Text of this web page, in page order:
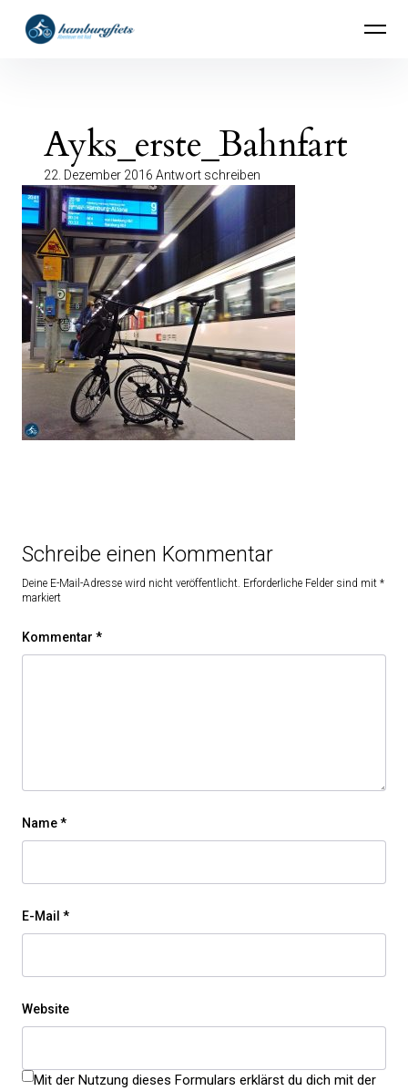
überspringen
hamburgfiets – Abenteuer mit Rad
Ayks_erste_Bahnfart
22. Dezember 2016 Antwort schreiben
Schreibe einen Kommentar
Deine E-Mail-Adresse wird nicht veröffentlicht. Erforderliche Felder sind mit *
markiert
Kommentar *
Name*
E-Mail *
Website
Mit der Nutzung dieses Formulars erklärst du dich mit der